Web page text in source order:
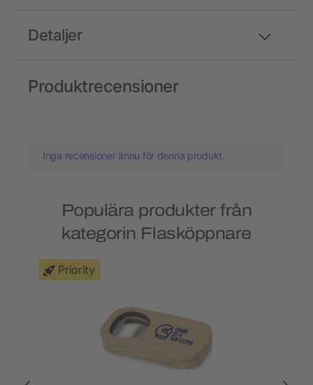
Detaljer
Produktrecensioner
Inga recensioner ännu för denna produkt.
Populära produkter från
kategorin Flasköppnare
Priority